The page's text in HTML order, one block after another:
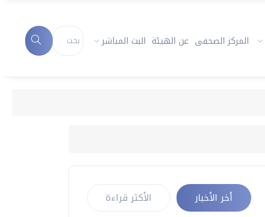
المركز الصحفى عن الهيئة البث المباشر
أخر الأخبار الأكثر قراءة